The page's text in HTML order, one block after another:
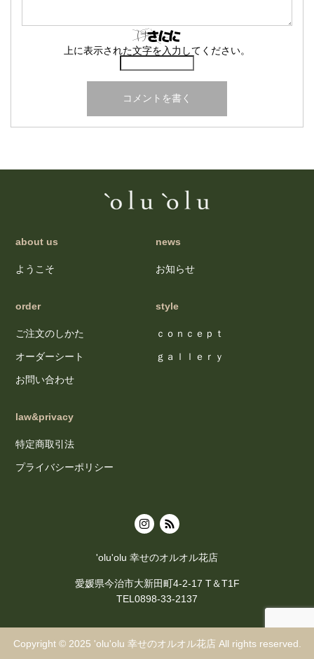
上に表示された文字を入力してください。
about us
ようこそ
news
お知らせ
order
ご注文のしかた
オーダーシート
お問い合わせ
style
ｃｏｎｃｅｐｔ
ｇａｌｌｅｒｙ
law&privacy
特定商取引法
プライバシーポリシー
'olu'olu 幸せのオルオル花店
愛媛県今治市大新田町4-2-17 T＆T1F
TEL0898-33-2137
Copyright © 2025 'olu'olu 幸せのオルオル花店 All rights reserved.